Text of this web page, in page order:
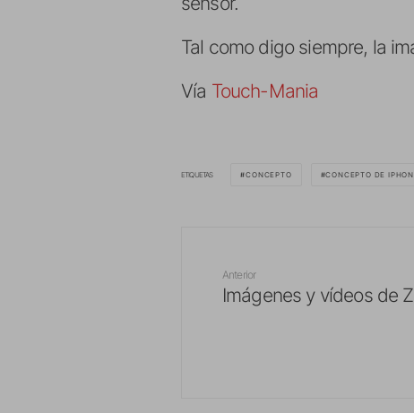
Tal como digo siempre, la
Vía Touch-Mania
ETIQUETAS CONCEPTO CONCEPTO DE
Anterior
Imágenes y vídeos de